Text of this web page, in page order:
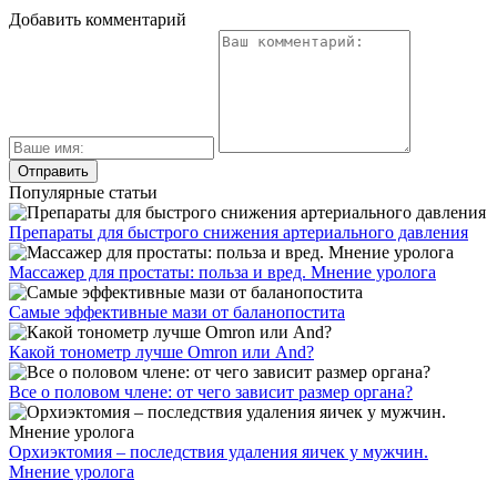
Добавить комментарий
Популярные статьи
Препараты для быстрого снижения артериального давления
Массажер для простаты: польза и вред. Мнение уролога
Самые эффективные мази от баланопостита
Какой тонометр лучше Omron или And?
Все о половом члене: от чего зависит размер органа?
Орхиэктомия – последствия удаления яичек у мужчин.
Мнение уролога